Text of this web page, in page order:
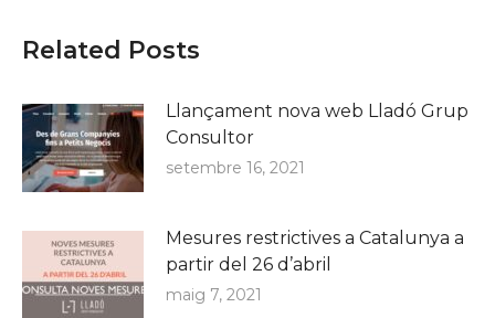
Related Posts
Llançament nova web Lladó Grup
Consultor
setembre 16, 2021
Mesures restrictives a Catalunya a
partir del 26 d’abril
maig 7, 2021